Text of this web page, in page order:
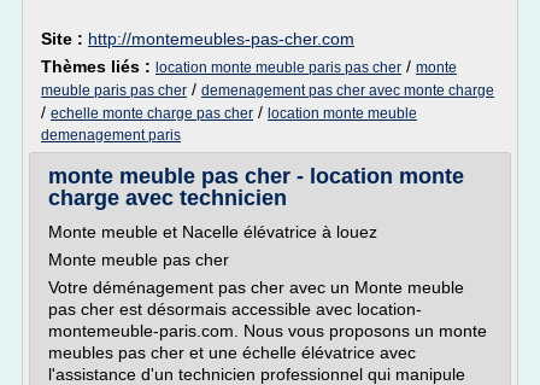
Site : http://montemeubles-pas-cher.com
Thèmes liés : location monte meuble paris pas cher / monte
meuble paris pas cher / demenagement pas cher avec monte charge
/ echelle monte charge pas cher / location monte meuble
demenagement paris
monte meuble pas cher - location monte
charge avec technicien
Monte meuble et Nacelle élévatrice à louez
Monte meuble pas cher
Votre déménagement pas cher avec un Monte meuble
pas cher est désormais accessible avec location-
montemeuble-paris.com. Nous vous proposons un monte
meubles pas cher et une échelle élévatrice avec
l'assistance d'un technicien professionnel qui manipule